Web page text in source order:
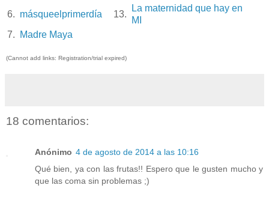
6. másqueelprimerdía 13.
La maternidad que hay en
MI
7.
Madre Maya
(Cannot add links: Registration/trial expired)
18 comentarios:
Anónimo 4 de agosto de 2014 a las 10:16
Qué bien, ya con las frutas!! Espero que le gusten mucho y
que las coma sin problemas ;)